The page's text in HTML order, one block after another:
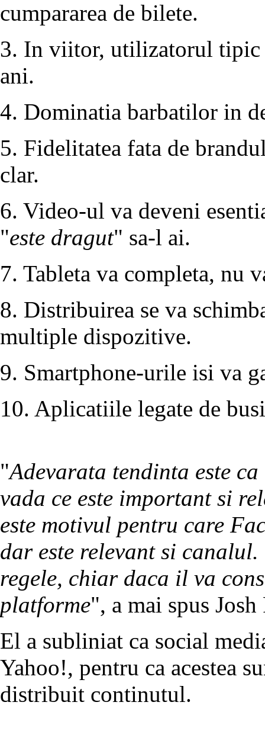
cumpararea de bilete.
3. In viitor, utilizatorul tipic
ani.
4. Dominatia barbatilor in
5. Fidelitatea fata de
clar.
6. Video-ul va deveni
"este dragut" sa-l ai.
7. Tableta va completa, nu
8. Distribuirea se va
multiple dispozitive.
9. Smartphone-urile isi va
10. Aplicatiile legate de
"Adevarata tendinta este
vada ce este important si
este motivul pentru care
dar este relevant si
regele, chiar daca il va
platforme", a mai spus
El a subliniat ca social
Yahoo!, pentru ca acestea
distribuit continutul.